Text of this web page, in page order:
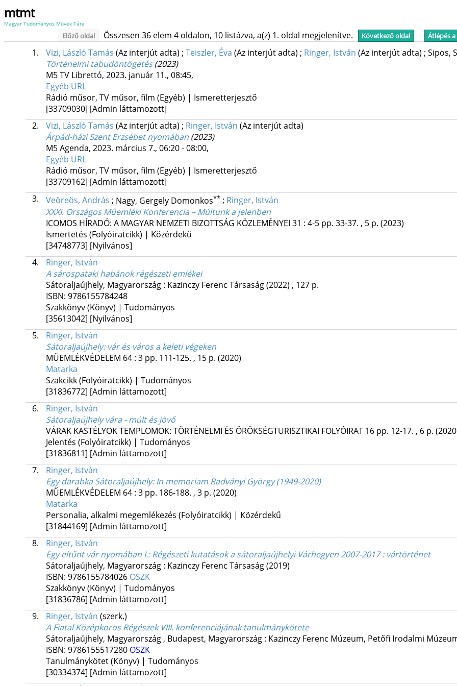
mtmt
Magyar Tudományos Művek Tára
Előző oldal Összesen 36 elem 4 oldalon, 10 listázva, a(z) 1. oldal megjelenítve. Következő oldal Átlépés
1. Vizi, László Tamás (Az interjút adta) ; Teiszler, Éva (Az interjút adta) ; Ringer, István (Az interjút adta) ; Sipos,
Történelmi tabudöntögetés (2023)
M5 TV Librettó, 2023. január 11., 08:45,
Egyéb URL
Rádió műsor, TV műsor, film (Egyéb) | Ismeretterjesztő
[33709030] [Admin láttamozott]
2.
Vizi, László Tamás (Az interjút adta) ; Ringer, István (Az interjút adta)
Árpád-házi Szent Erzsébet nyomában (2023)
M5 Agenda, 2023. március 7., 06:20 - 08:00,
Egyéb URL
Rádió műsor, TV műsor, film (Egyéb) | Ismeretterjesztő
[33709162] [Admin láttamozott]
3.
Veöreös, András ; Nagy, Gergely Domonkos** ; Ringer, István
XXXI. Országos Műemléki Konferencia – Múltunk a jelenben
ICOMOS HÍRADÓ: A MAGYAR NEMZETI BIZOTTSÁG KÖZLEMÉNYEI 31 : 4-5 pp. 33-37. , 5 p. (2023)
Ismertetés (Folyóiratcikk) | Közérdekű
[34748773] [Nyilvános]
4.
Ringer, István
A sárospataki habánok régészeti emlékei
Sátoraljaújhely, Magyarország : Kazinczy Ferenc Társaság(2022) , 127 p.
ISBN: 9786155784248
Szakkönyv (Könyv) | Tudományos
[35613042] [Nyilvános]
5.
Ringer, István
Sátoraljaújhely: vár és város a keleti végeken
MŰEMLÉKVÉDELEM 64: 3 pp. 111-125. , 15 p. (2020)
Matarka
Szakcikk (Folyóiratcikk) | Tudományos
[31836772] [Admin láttamozott]
6.
Ringer, István
Sátoraljaújhely vára - múlt és jövő
VÁRAK KASTÉLYOK TEMPLOMOK: TÖRTÉNELMI ÉS ÖRÖKSÉGTURISZTIKAI FOLYÓIRAT 16 pp. 12-17. , 6 p.
Jelentés (Folyóiratcikk) | Tudományos
[31836811] [Admin láttamozott]
7.
Ringer, István
Egy darabka Sátoraljaújhely: In memoriam Radványi György (1949-2020)
MŰEMLÉKVÉDELEM 64: 3 pp. 186-188. , 3 p. (2020)
Matarka
Personalia, alkalmi megemlékezés (Folyóiratcikk) | Közérdekű
[31844169] [Admin láttamozott]
8.
Ringer, István
Egy eltűnt vár nyomában I.: Régészeti kutatások a sátoraljaújhelyi Várhegyen 2007-2017 : vártörténet
Sátoraljaújhely, Magyarország : Kazinczy Ferenc Társaság(2019)
ISBN: 9786155784026 OSZK
Szakkönyv (Könyv) | Tudományos
[31836786] [Admin láttamozott]
9.
Ringer, István (szerk.)
A Fiatal Középkoros Régészek VIII. konferenciájának tanulmánykötete
Sátoraljaújhely, Magyarország , Budapest, Magyarország : Kazinczy Ferenc Múzeum, Petőfi Irodalmi
ISBN: 9786155517280 OSZK
Tanulmánykötet (Könyv) | Tudományos
[30334374] [Admin láttamozott]